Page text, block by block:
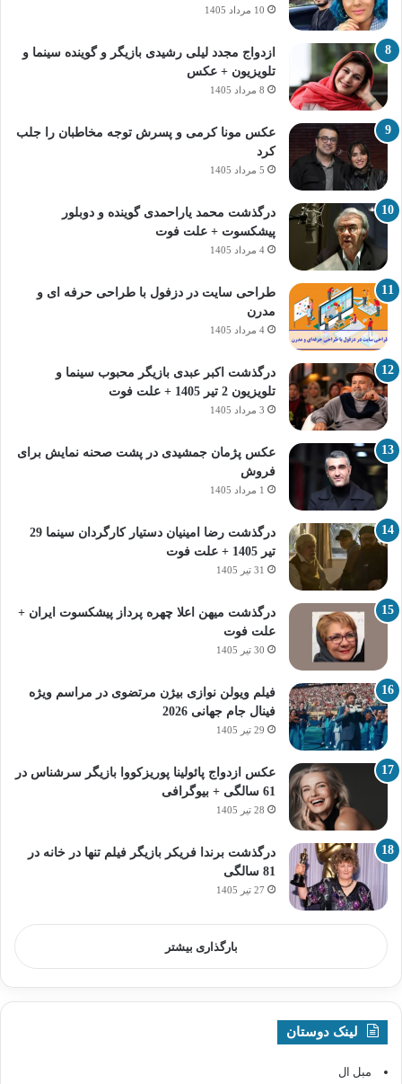
10 مرداد 1405
ازدواج مجدد لیلی رشیدی بازیگر و گوینده سینما و
تلویزیون + عکس
8 مرداد 1405
عکس مونا کرمی و پسرش توجه مخاطبان را جلب
کرد
5 مرداد 1405
درگذشت محمد یاراحمدی گوینده و دوبلور
پیشکسوت + علت فوت
4 مرداد 1405
طراحی سایت در دزفول با طراحی حرفه‌ ای و
مدرن
4 مرداد 1405
درگذشت اکبر عبدی بازیگر محبوب سینما و
تلویزیون 2 تیر 1405 + علت فوت
3 مرداد 1405
عکس پژمان جمشیدی در پشت صحنه نمایش برای
فروش
1 مرداد 1405
درگذشت رضا امینیان دستیار کارگردان سینما 29
تیر 1405 + علت فوت
31 تیر 1405
درگذشت میهن اعلا چهره پرداز پیشکسوت ایران +
علت فوت
30 تیر 1405
فیلم ویولن نوازی بیژن مرتضوی در مراسم ویژه
فینال جام جهانی 2026
29 تیر 1405
عکس ازدواج پائولینا پوریزکووا بازیگر سرشناس در
61 سالگی + بیوگرافی
28 تیر 1405
درگذشت برندا فریکر بازیگر فیلم تنها در خانه در
81 سالگی
27 تیر 1405
بارگذاری بیشتر
لینک دوستان
مبل ال